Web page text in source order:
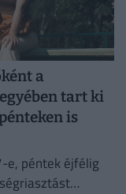
a
tart ki
is
e, péntek éjfélig